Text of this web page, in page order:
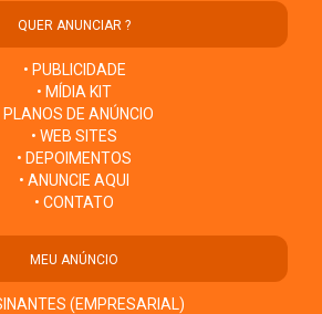
QUER ANUNCIAR ?
• PUBLICIDADE
• MÍDIA KIT
PLANOS DE ANÚNCIO
• WEB SITES
• DEPOIMENTOS
• ANUNCIE AQUI
• CONTATO
MEU ANÚNCIO
(EMPRESARIAL)